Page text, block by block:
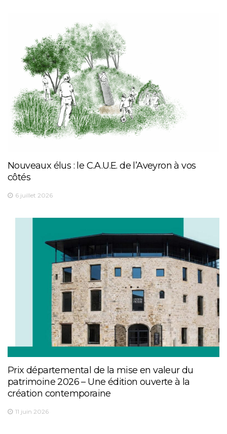
Nouveaux élus : le C.A.U.E. de l’Aveyron à vos
côtés
6 juillet 2026
Prix départemental de la mise en valeur du
patrimoine 2026 – Une édition ouverte à la
création contemporaine
11 juin 2026